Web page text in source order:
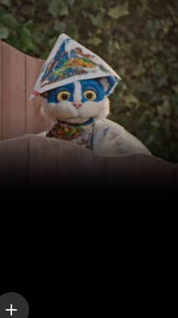
Zwierzaki Czytaki